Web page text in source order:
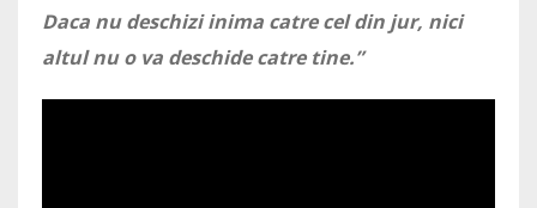
Daca nu deschizi inima catre cel din jur, nici
altul nu o va deschide catre tine.”